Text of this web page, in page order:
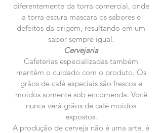
diferentemente da torra comercial, onde
a torra escura mascara os sabores e
defeitos da origem, resultando em um
sabor sempre igual.
Cervejaria
Cafeterias especializadas também
mantêm o cuidado com o produto. Os
grãos de café especiais são frescos e
moídos somente sob encomenda. Você
nunca verá grãos de café moídos
expostos.
A produção de cerveja não é uma arte, é